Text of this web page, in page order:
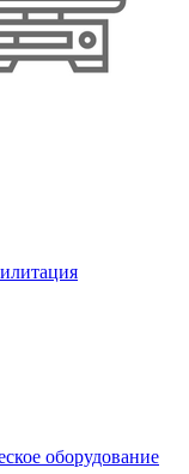
оборудование